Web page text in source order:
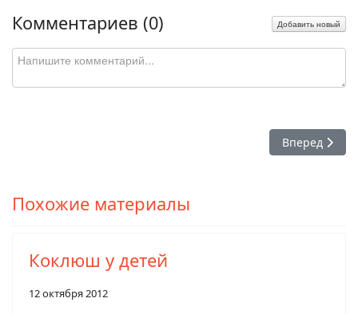
Комментариев (0) Добавить новый
Следующий:
Вперед
Похожие материалы
Коклюш у детей
12 октября 2012